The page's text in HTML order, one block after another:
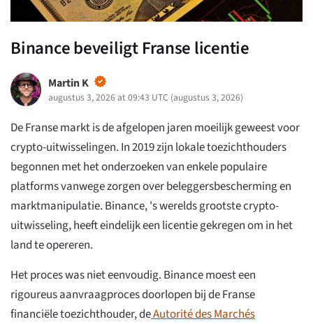
Binance beveiligt Franse licentie
Martin K
augustus 3, 2026 at 09:43 UTC (augustus 3, 2026)
De Franse markt is de afgelopen jaren moeilijk geweest voor
crypto-uitwisselingen. In 2019 zijn lokale toezichthouders
begonnen met het onderzoeken van enkele populaire
platforms vanwege zorgen over beleggersbescherming en
marktmanipulatie. Binance, 's werelds grootste crypto-
uitwisseling, heeft eindelijk een licentie gekregen om in het
land te opereren.
Het proces was niet eenvoudig. Binance moest een
rigoureus aanvraagproces doorlopen bij de Franse
financiële toezichthouder, deAutorité des Marchés